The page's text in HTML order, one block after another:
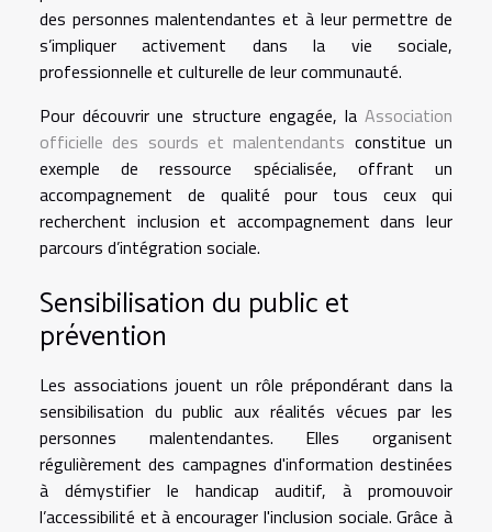
des personnes malentendantes et à leur permettre de
s’impliquer activement dans la vie sociale,
professionnelle et culturelle de leur communauté.
Pour découvrir une structure engagée, la Association
officielle des sourds et malentendants constitue un
exemple de ressource spécialisée, offrant un
accompagnement de qualité pour tous ceux qui
recherchent inclusion et accompagnement dans leur
parcours d’intégration sociale.
Sensibilisation du public et
prévention
Les associations jouent un rôle prépondérant dans la
sensibilisation du public aux réalités vécues par les
personnes malentendantes. Elles organisent
régulièrement des campagnes d'information destinées
à démystifier le handicap auditif, à promouvoir
l’accessibilité et à encourager l'inclusion sociale. Grâce à